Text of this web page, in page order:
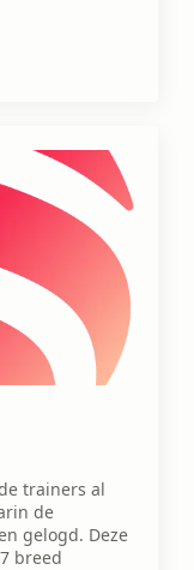
trainers al
de
gelogd. Deze
breed